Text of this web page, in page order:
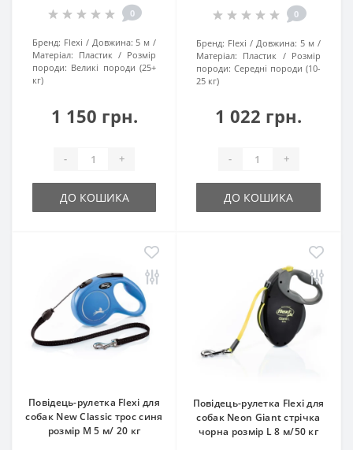
0
Бренд: Flexi Довжина: 5 м
Матеріал: Пластик
Розмір
породи: Великі породи (25+
кг)
1 150 грн.
- +
ДО КОШИКА
0
Бренд: Flexi Довжина: 5 м
Матеріал: Пластик
Розмір
породи: Середні породи (10-
25 кг)
1 022 грн.
- +
ДО КОШИКА
Повідець-рулетка Flexi для
собак New Classic трос синя
розмір M 5 м/ 20 кг
Повідець-рулетка Flexi для
собак Neon Giant стрічка
чорна розмір L 8 м/50 кг